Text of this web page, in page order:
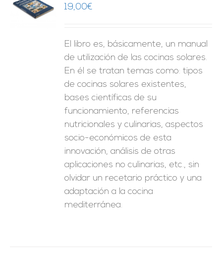
19,00€
El libro es, básicamente, un manual
de utilización de las cocinas solares.
En él se tratan temas como: tipos
de cocinas solares existentes,
bases científicas de su
funcionamiento, referencias
nutricionales y culinarias, aspectos
socio-económicos de esta
innovación, análisis de otras
aplicaciones no culinarias, etc., sin
olvidar un recetario práctico y una
adaptación a la cocina
mediterránea.